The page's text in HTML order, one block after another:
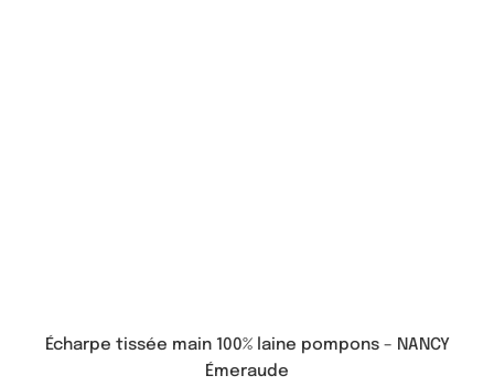
Écharpe tissée main 100% laine pompons – NANCY
Émeraude